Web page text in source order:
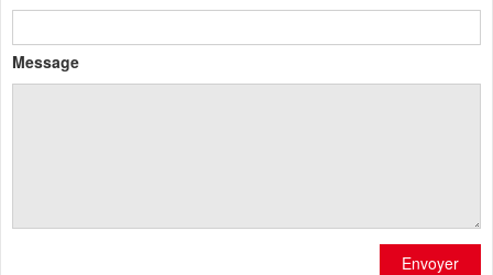
Message
Envoyer